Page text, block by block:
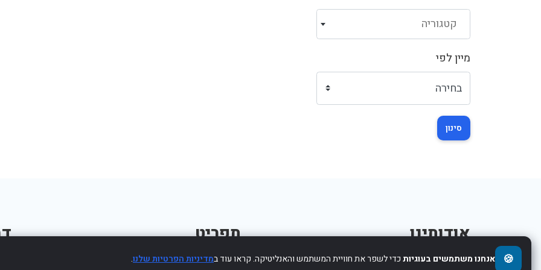
קטגוריה
מיין לפי
סינון
אודותינו תפריט
🍪 אנחנו משתמשים בעוגיותכדי לשפר את חוויית המשתמש והאנליטיקה. קראו עוד במדיניות הפרטיות שלנו.